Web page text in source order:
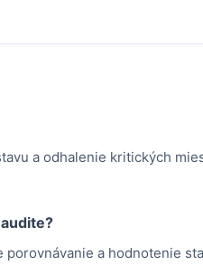
a odhalenie kritických
a hodnotenie